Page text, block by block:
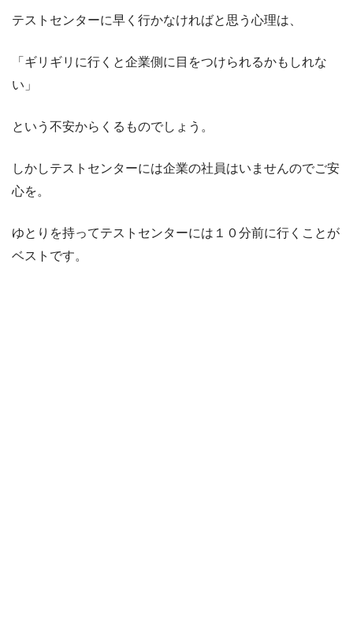
テストセンターに早く行かなければと思う心理は、
「ギリギリに行くと企業側に目をつけられるかもしれな
い」
という不安からくるものでしょう。
しかしテストセンターには企業の社員はいませんのでご安
心を。
ゆとりを持ってテストセンターには１０分前に行くことが
ベストです。